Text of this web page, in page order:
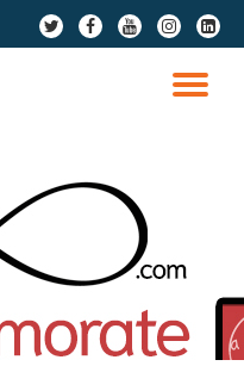
fa-
twitter
fa-
facebook
fa-
youtube
fa-
instagram
fa-